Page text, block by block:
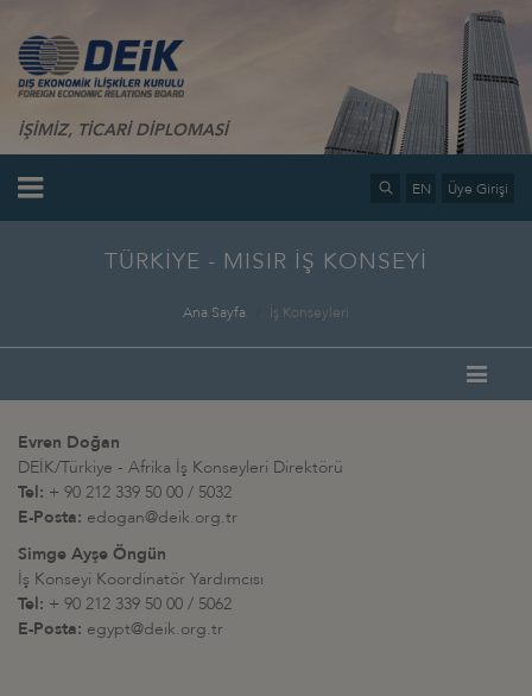
İŞİMİZ, TİCARİ DİPLOMASİ
EN Üye Girişi
TÜRKİYE - MISIR İŞ KONSEYİ
Ana Sayfa İş Konseyleri
Evren Doğan
DEİK/Türkiye - Afrika İş Konseyleri Direktörü
Tel: + 90 212 339 50 00 / 5032
E-Posta: edogan@deik.org.tr
Simge Ayşe Öngün
İş Konseyi Koordinatör Yardımcısı
Tel: + 90 212 339 50 00 / 5062
E-Posta: egypt@deik.org.tr